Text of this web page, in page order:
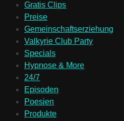
Gratis Clips
Preise
Gemeinschaftserziehung
Valkyrie Club Party
Specials
Hypnose & More
24/7
Episoden
Poesien
Produkte